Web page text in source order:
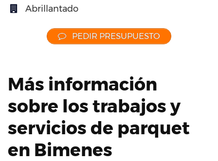
Abrillantado
PEDIR PRESUPUESTO
Más información
sobre los trabajos y
servicios de parquet
en Bimenes